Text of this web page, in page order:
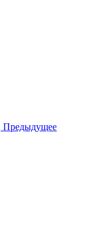
Предыдущее